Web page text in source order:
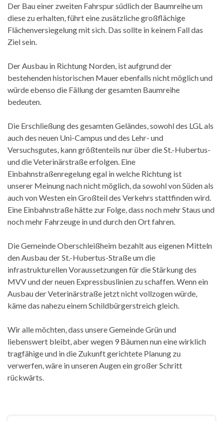
Der Bau einer zweiten Fahrspur südlich der Baumreihe um
diese zu erhalten, führt eine zusätzliche großflächige
Flächenversiegelung mit sich. Das sollte in keinem Fall das
Ziel sein.
Der Ausbau in Richtung Norden, ist aufgrund der
bestehenden historischen Mauer ebenfalls nicht möglich und
würde ebenso die Fällung der gesamten Baumreihe
bedeuten.
Die Erschließung des gesamten Geländes, sowohl des LGL als
auch des neuen Uni-Campus und des Lehr- und
Versuchsgutes, kann größtenteils nur über die St.-Hubertus-
und die Veterinärstraße erfolgen. Eine
Einbahnstraßenregelung egal in welche Richtung ist
unserer Meinung nach nicht möglich, da sowohl von Süden als
auch von Westen ein Großteil des Verkehrs stattfinden wird.
Eine Einbahnstraße hätte zur Folge, dass noch mehr Staus und
noch mehr Fahrzeuge in und durch den Ort fahren.
Die Gemeinde Oberschleißheim bezahlt aus eigenen Mitteln
den Ausbau der St.-Hubertus-Straße um die
infrastrukturellen Voraussetzungen für die Stärkung des
MVV und der neuen Expressbuslinien zu schaffen. Wenn ein
Ausbau der Veterinärstraße jetzt nicht vollzogen würde,
käme das nahezu einem Schildbürgerstreich gleich.
Wir alle möchten, dass unsere Gemeinde Grün und
liebenswert bleibt, aber wegen 9 Bäumen nun eine wirklich
tragfähige und in die Zukunft gerichtete Planung zu
verwerfen, wäre in unseren Augen ein großer Schritt
rückwärts.